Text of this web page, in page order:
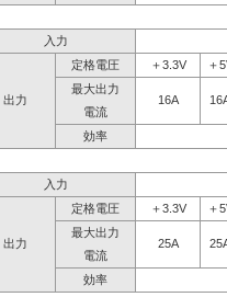
入力
出力
定格電圧 ＋3.3V ＋
最大出力
16A
電流
効率
入力
出力
定格電圧 ＋3.3V ＋
最大出力
25A
電流
効率